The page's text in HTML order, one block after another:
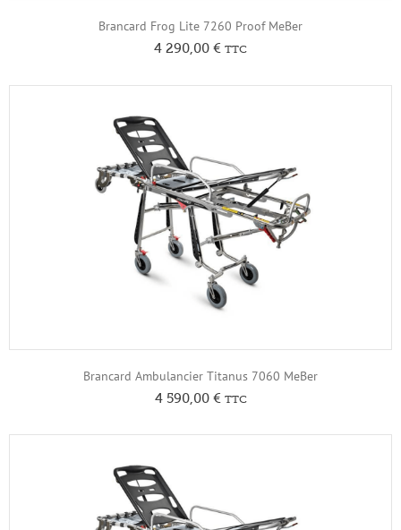
Brancard Frog Lite 7260 Proof MeBer
4 290,00 € TTC
Brancard Ambulancier Titanus 7060 MeBer
4 590,00 € TTC